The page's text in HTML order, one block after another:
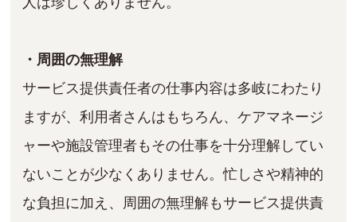
・周囲の無理解
サービス提供責任者の仕事内容は多岐にわたり
ますが、利用者さんはもちろん、ケアマネージ
ャーや施設管理者もその仕事を十分理解してい
ないことが少なくありません。忙しさや精神的
な負担に加え、周囲の無理解もサービス提供責